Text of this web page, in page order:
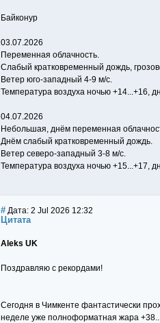
Байконур
03.07.2026
Переменная облачность.
Слабый кратковременный дождь,
Ветер юго-западный 4-9 м/с.
Температура воздуха ночью +14...+16,
04.07.2026
Небольшая, днём переменная
Днём слабый кратковременный дождь.
Ветер северо-западный 3-8 м/с.
Температура воздуха ночью +15...+17,
# Дата: 2 Jul 2026 12:32
Цитата
Aleks UK
Поздравляю с рекордами!
Сегодня в Чимкенте фантастически
неделе уже полноформатная жара